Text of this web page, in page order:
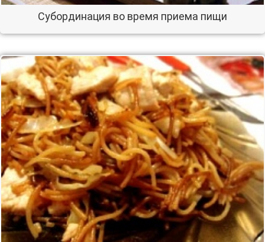
Субординация во время приема пищи